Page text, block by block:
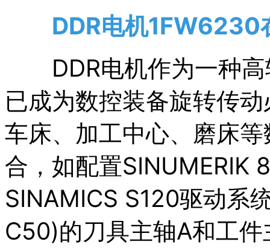
DDR电机1FW6230
DDR电机作为一种高
已成为数控装备旋转传
车床、加工中心、磨床
合，如配置SINUMERIK
SINAMICS S120驱动系
C50)的刀具主轴A和工